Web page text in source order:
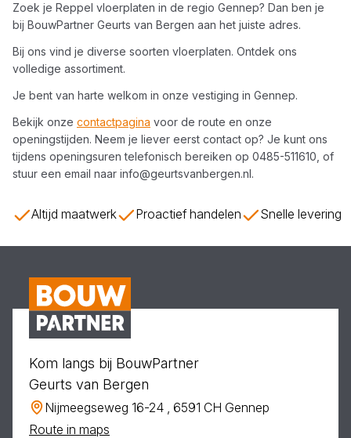
Zoek je Reppel vloerplaten in de regio Gennep? Dan ben je
bij BouwPartner Geurts van Bergen aan het juiste adres.
Bij ons vind je diverse soorten vloerplaten. Ontdek ons
volledige assortiment.
Je bent van harte welkom in onze vestiging in Gennep.
Bekijk onze contactpagina voor de route en onze
openingstijden. Neem je liever eerst contact op? Je kunt ons
tijdens openingsuren telefonisch bereiken op 0485-511610 , of
stuur een email naar info@geurtsvanbergen.nl.
Altijd maatwerk Proactief handelen Snelle levering
Kom langs bij BouwPartner
Geurts van Bergen
Nijmeegseweg 16-24 , 6591 CH Gennep
Route in maps